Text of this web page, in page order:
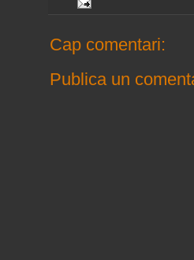
Cap comentari:
Publica un